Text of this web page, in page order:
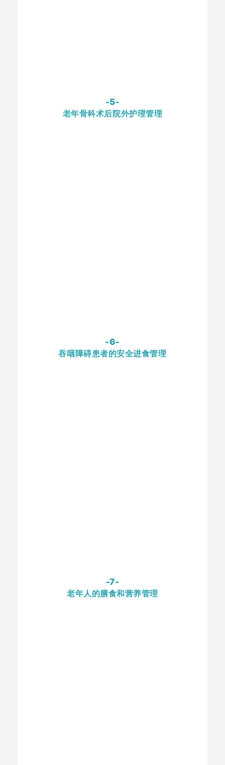
-5-
老年骨科术后院外护理管理
-6-
吞咽障碍患者的安全进食管理
-7-
老年人的膳食和营养管理